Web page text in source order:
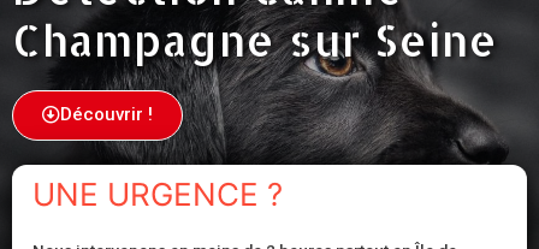
Champagne sur Seine
Découvrir !
UNE URGENCE ?